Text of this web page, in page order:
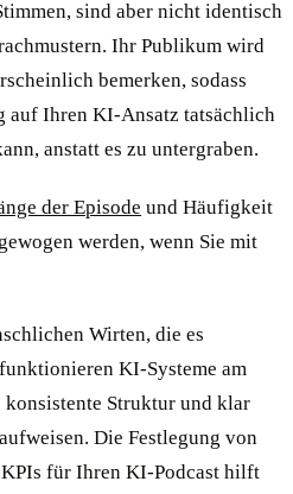
sind aber nicht identisch
Ihr Publikum wird
bemerken, sodass
auf Ihren KI-Ansatz tatsächlich
anstatt es zu untergraben.
der Episode und Häufigkeit
werden, wenn Sie mit
Wirten, die es
KI-Systeme am
konsistente Struktur und klar
Die Festlegung von
für Ihren KI-Podcast hilft